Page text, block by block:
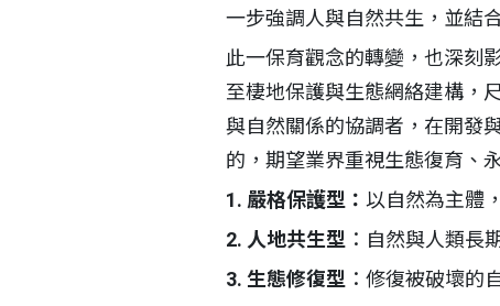
一步強調人與自然共生，並結
此一保育觀念的轉變，也深刻
至棲地保護與生態網絡建構，
與自然關係的協調者，在開發
的，期望業界重視生態復育、
1. 嚴格保護型： 以自然為主體
2. 人地共生型：自然與人類長
3. 生態修復型：修復被破壞的